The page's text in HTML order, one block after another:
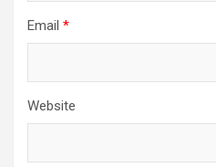
Email *
Website